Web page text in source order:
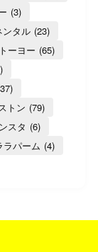
(3)
ンタル (23)
トーヨー (65)
トン (79)
スタ (6)
ラパーム (4)